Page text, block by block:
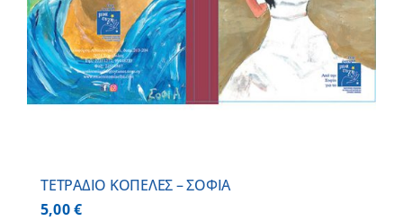
ΤΕΤΡΑΔΙΟ ΚΟΠΕΛΕΣ – ΣΟΦΙΑ
5,00€